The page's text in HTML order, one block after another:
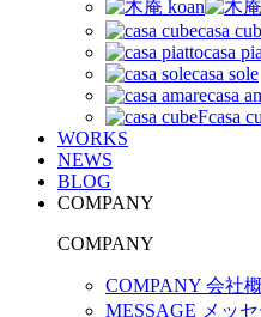
casa
casa
casa sole
casa
casa
WORKS
NEWS
BLOG
COMPANY
COMPANY
COMPANY 会社
MESSAGE メッ